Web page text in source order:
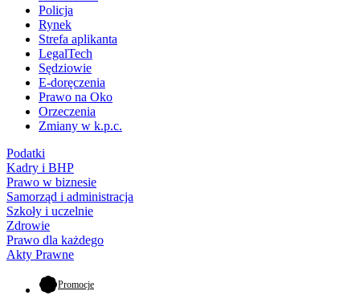
Policja
Rynek
Strefa aplikanta
LegalTech
Sędziowie
E-doręczenia
Prawo na Oko
Orzeczenia
Zmiany w k.p.c.
Podatki
Kadry i BHP
Prawo w biznesie
Samorząd i administracja
Szkoły i uczelnie
Zdrowie
Prawo dla każdego
Akty Prawne
Promocje- otwiera się w nowej karcie